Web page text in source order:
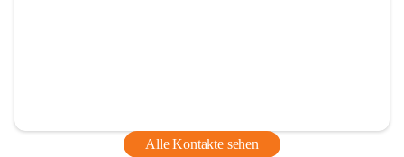
Alle Kontakte sehen